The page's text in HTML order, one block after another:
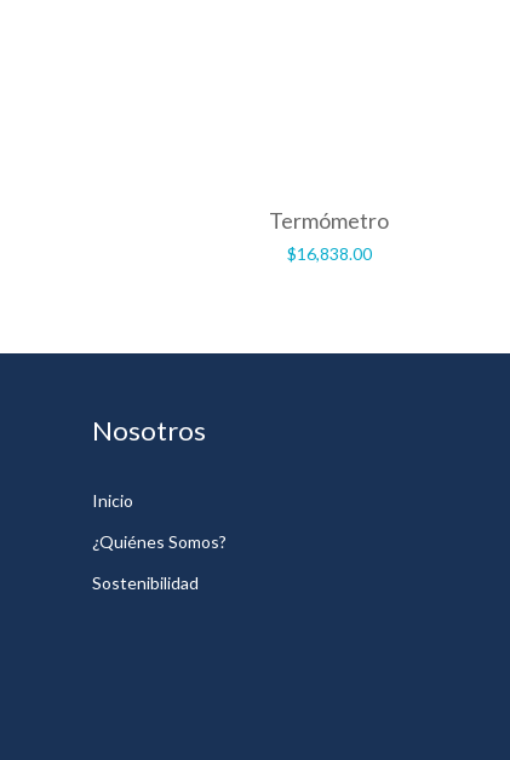
Termómetro
$16,838.00
Nosotros
Inicio
¿Quiénes Somos?
Sostenibilidad